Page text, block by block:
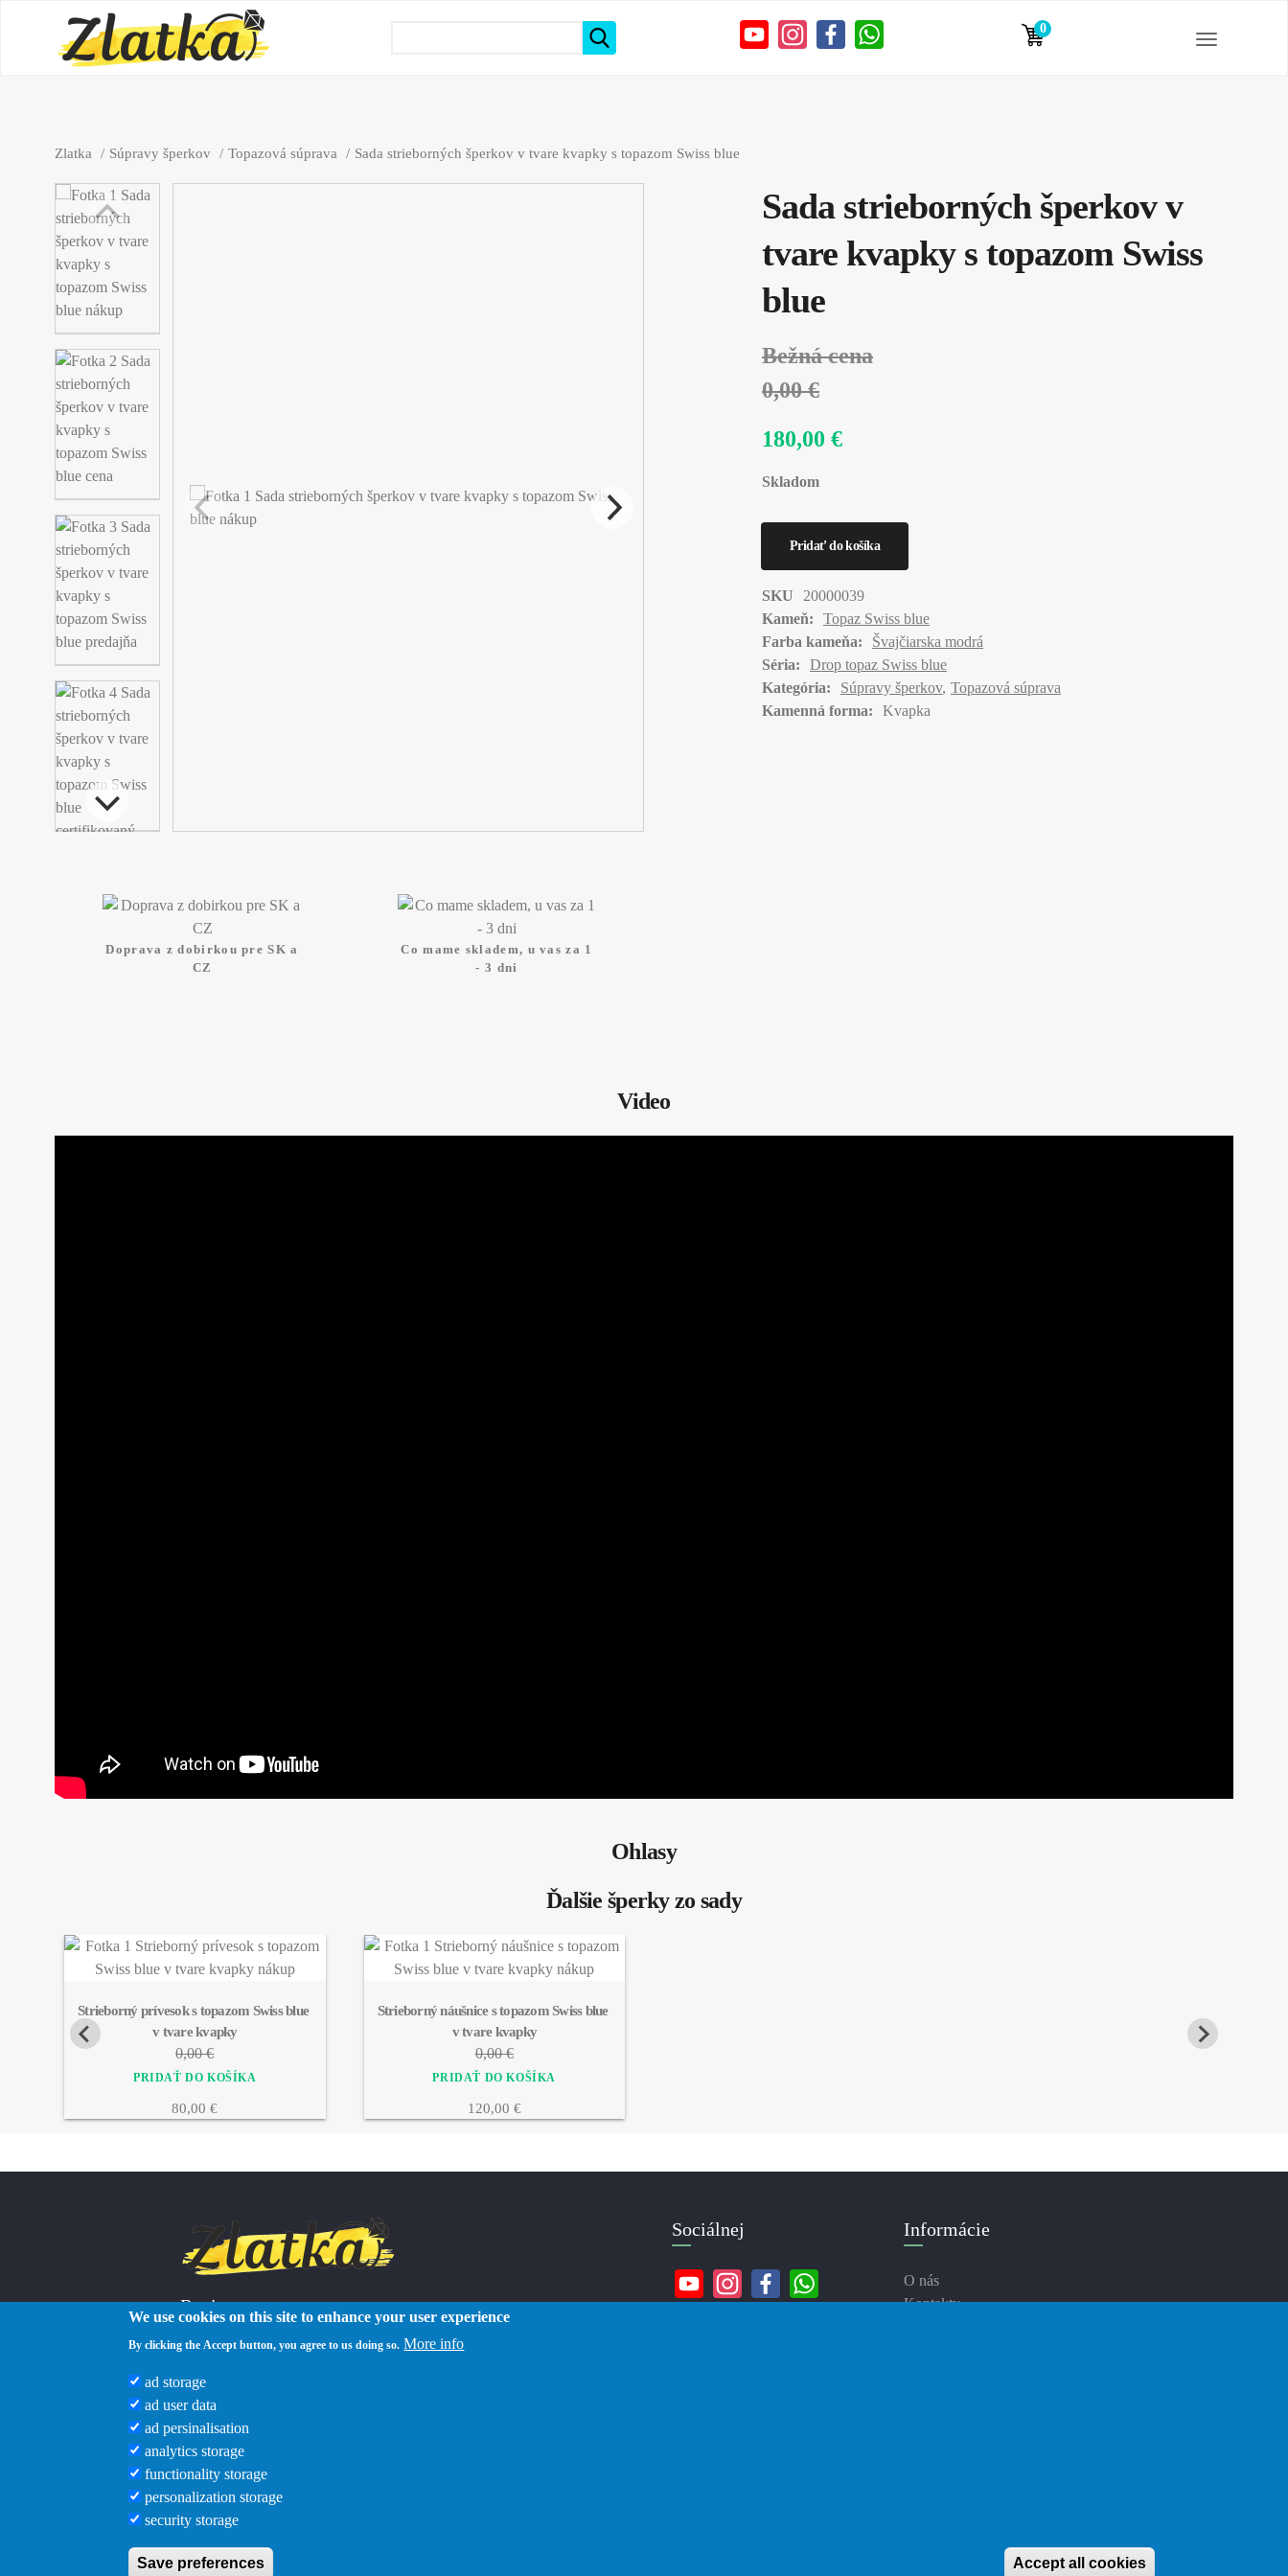
0
položiek
Zlatka Súpravy šperkov Topazová súprava Sada strieborných šperkov v tvare kvapky s topazom Swiss blue
Sada strieborných šperkov v
tvare kvapky s topazom Swiss
blue
Bežná cena
0,00 €
180,00 €
Skladom
SKU
20000039
Kameň:
Topaz Swiss blue
Farba kameňa:
Švajčiarska modrá
Séria:
Drop topaz Swiss blue
Kategória:
Súpravy šperkov Topazová súprava
Kamenná forma:
Kvapka
Doprava z dobirkou pre SK a
CZ
Co mame skladem, u vas za 1
- 3 dni
Video
Ohlasy
Ďalšie šperky zo sady
Strieborný prívesok s topazom Swiss blue
v tvare kvapky
0,00 €
80,00 €
Strieborný náušnice s topazom Swiss blue
v tvare kvapky
0,00 €
120,00 €
Reviews
Sociálnej Informácie
O nás
Kontakty
We use cookies on this site to enhance your user experience
By clicking the Accept button, you agree to us doing so. More info
ad storage
ad user data
ad persinalisation
analytics storage
functionality storage
personalization storage
security storage
Save preferences Accept all cookies